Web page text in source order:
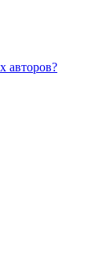
авторов?